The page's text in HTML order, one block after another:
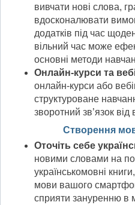
вивчати нові слова,
вдосконалювати
додатків під час
вільний час може
основні методи
Онлайн-курси та
онлайн-курси або
структуроване
зворотний зв’язок від
Створення
Оточіть себе
новими словами на
українськомовні
мови вашого
сприяти зануренню в